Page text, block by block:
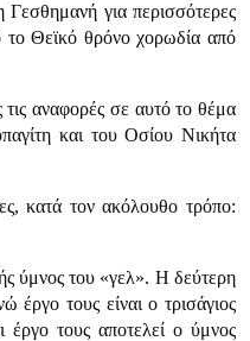
Γεσθημανή για περισσότερες
το Θεϊκό θρόνο χορωδία από
τις αναφορές σε αυτό το θέμα
και του Οσίου Νικήτα
κατά τον ακόλουθο τρόπο:
ύμνος του «γελ». Η δεύτερη
έργο τους είναι ο τρισάγιος
έργο τους αποτελεί ο ύμνος